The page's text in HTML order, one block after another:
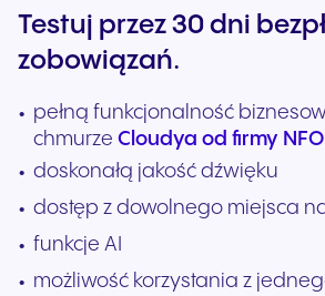
Testuj przez 30 dni
zobowiązań.
pełną funkcjonalność
chmurzeCloudya od firmy
doskonałą jakość dźwięku
dostęp z dowolnego miejsca
funkcje AI
możliwość korzystania z